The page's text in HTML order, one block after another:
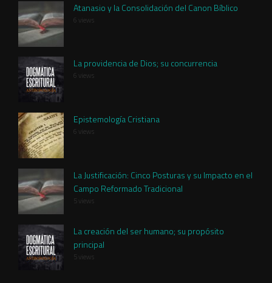
Atanasio y la Consolidación del Canon Bíblico
6 views
La providencia de Dios; su concurrencia
6 views
Epistemología Cristiana
6 views
La Justificación: Cinco Posturas y su Impacto en el
Campo Reformado Tradicional
5 views
La creación del ser humano; su propósito
principal
5 views